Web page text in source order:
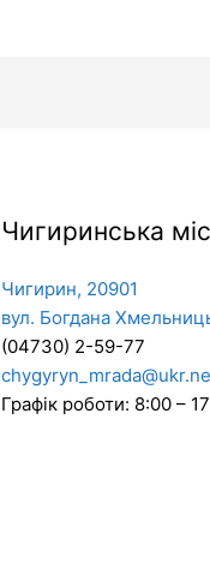
Чигиринська
Чигирин, 20901
вул. Богдана
(04730) 2-59-77
Графік роботи: 8:00 –